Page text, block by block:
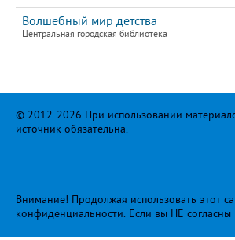
Волшебный мир детства
Центральная городская библиотека
© 2012-2026 При использовании
источник обязательна.
Внимание! Продолжая использовать этот
конфиденциальности. Если вы НЕ согласны